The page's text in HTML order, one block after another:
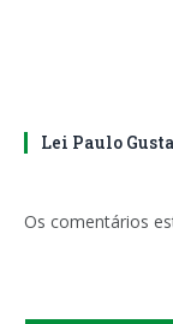
Lei Paulo
Os comentários